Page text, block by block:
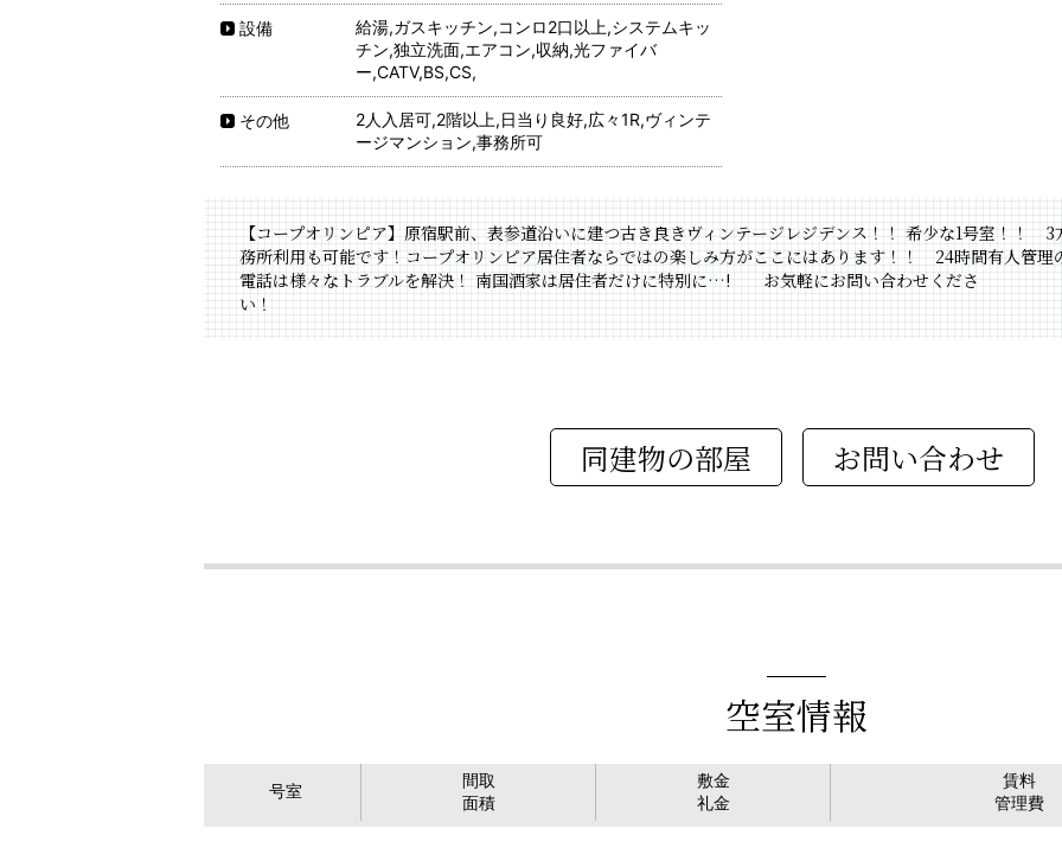
設備
給湯,ガスキッチン,コンロ2口以上,システムキッ
チン,独立洗面,エアコン,収納,光ファイバ
ー,CATV,BS,CS,
その他
2人入居可,2階以上,日当り良好,広々1R,ヴィンテ
ージマンション,事務所可
【コープオリンピア】原宿駅前、表参道沿いに建つ古き良きヴィンテージレジデンス！！ 希少な1号室！！
務所利用も可能です！コープオリンピア居住者ならではの楽しみ方がここにはあります！！ 24時間有人管理
電話は様々なトラブルを解決！ 南国酒家は居住者だけに特別に…! お気軽にお問い合わせくださ
い！
同建物の部屋
空室情報
号室
間取
面積
敷金
礼金
賃料
管理費